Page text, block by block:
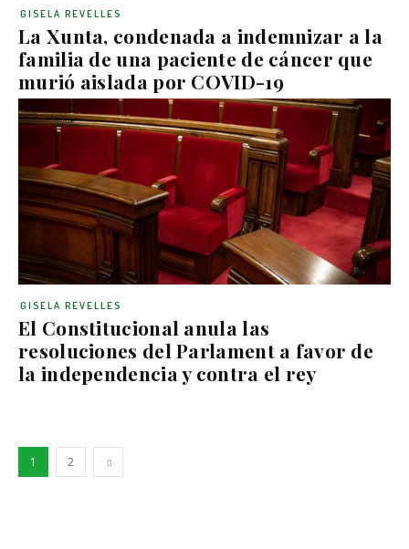
La Xunta, condenada a indemnizar a la
familia de una paciente de cáncer que
murió aislada por COVID-19
GISELA REVELLES
El Constitucional anula las
resoluciones del Parlament a favor de
la independencia y contra el rey
GISELA REVELLES
1 2